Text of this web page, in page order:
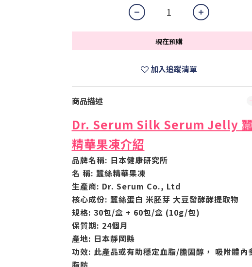
現在預購
加入追蹤清單
商品描述
Dr. Serum Silk Serum Jelly
精華果凍介紹
品牌名稱: 日本健康研究所
名 稱: 蠶絲精華果凍
生產商: Dr. Serum Co., Ltd
核心成份: 蠶絲蛋白 米胚芽 大豆發酵酵提取物
規格: 30包/盒 + 60包/盒 (10g/包)
保質期: 24個月
產地: 日本靜岡縣
功效: 此產品或有助穩定血脂/膽固醇， 吸附體內
脂肪